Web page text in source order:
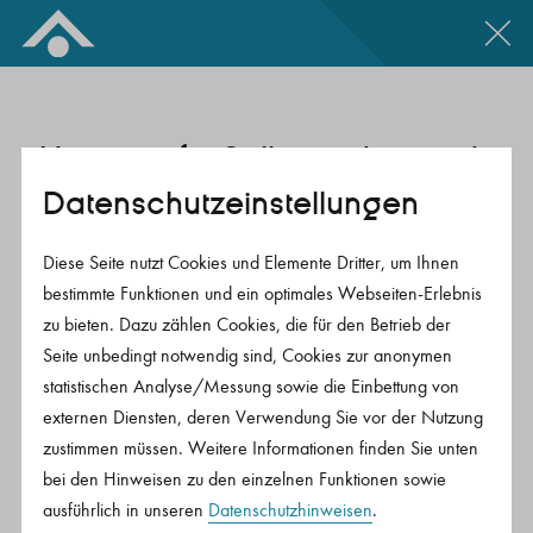
Vorsorge für Selbständige und
Ihre Angehörigen.
Der Versicherungsschutz besteht lebenslang und
die vereinbarte monatliche Pflegerente ist zu jedem
Zeitpunkt in voller Höhe garantiert. Die Höhe der
Pflegerente errechnet sich je nach Grad der
Pflegebedürftigkeit prozentual von der versicherten
monatlichen Pflegerente.
Im Todesfall erhalten Ihre Hinterbliebenen eine
Datenschutz­einstellungen
Diese Seite nutzt Cookies und Elemente Dritter, um Ihnen
bestimmte Funktionen und ein optimales Webseiten-Erlebnis
zu bieten. Dazu zählen Cookies, die für den Betrieb der
Seite unbedingt notwendig sind, Cookies zur anonymen
statistischen Analyse/Messung sowie die Einbettung von
externen Diensten, deren Verwendung Sie vor der Nutzung
zustimmen müssen. Weitere Informationen finden Sie unten
bei den Hinweisen zu den einzelnen Funktionen sowie
ausführlich in unseren Datenschutzhinweisen.